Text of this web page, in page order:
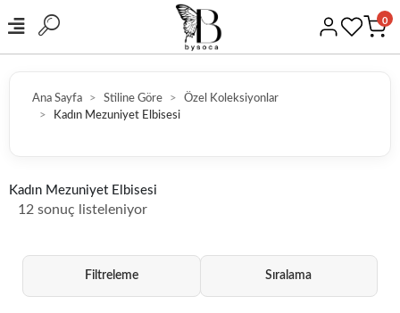
0
Ana Sayfa Stiline Göre
Özel Koleksiyonlar
Kadın Mezuniyet Elbisesi
Kadın Mezuniyet Elbisesi
12 sonuç listeleniyor
Filtreleme Sıralama